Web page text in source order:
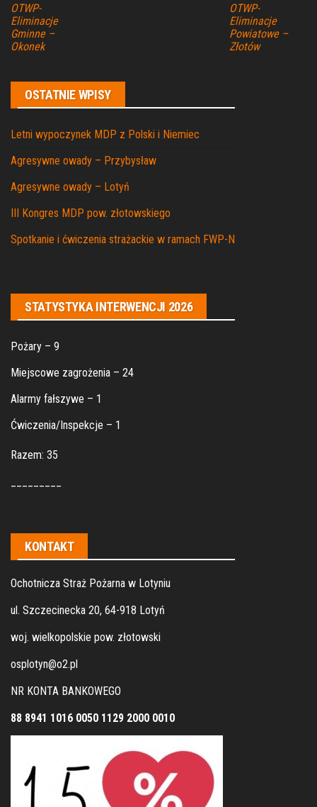
OTWP-
Eliminacje
Gminne –
Okonek
OTWP-
Eliminacje
Powiatowe –
Złotów
OSTATNIE WPISY
Letni wypoczynek MDP z Polski i Niemiec
Agresywne owady – Przybysław
Agresywne owady – Lotyń
III Kongres MDP pow. złotowskiego
Spotkanie i ćwiczenia strażackie w ramach FWP-N
STATYSTYKA INTERWENCJI 2026
Pożary – 9
Miejscowe zagrożenia – 24
Alarmy fałszywe – 1
Ćwiczenia/Inspekcje – 1
Razem: 35
KONTAKT
Ochotnicza Straż Pożarna w Lotyniu
ul. Szczecinecka 20, 64-918 Lotyń
woj. wielkopolskie pow. złotowski
osplotyn@o2.pl
NR KONTA BANKOWEGO
88 8941 1016 0050 1129 2000 0010